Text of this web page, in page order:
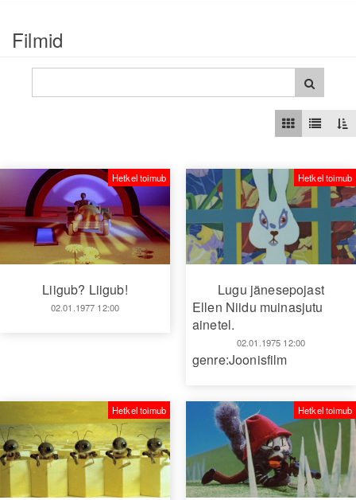
Filmid
Liigub? Liigub!
02.01.1977 12:00
Hetkel toimub
Lugu jänesepojast
Ellen Niidu muinasjutu
ainetel.
02.01.1975 12:00
Hetkel toimub
genre:Joonisfilm
Hetkel toimub Hetkel toimub